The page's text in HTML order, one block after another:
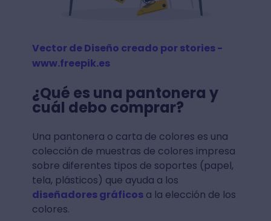
Vector de Diseño creado por stories -
www.freepik.es
¿Qué es una pantonera y
cuál debo comprar?
Una pantonera o carta de colores es una
colección de muestras de colores impresa
sobre diferentes tipos de soportes (papel,
tela, plásticos) que ayuda a los
diseñadores gráficosa la elección de los
colores.